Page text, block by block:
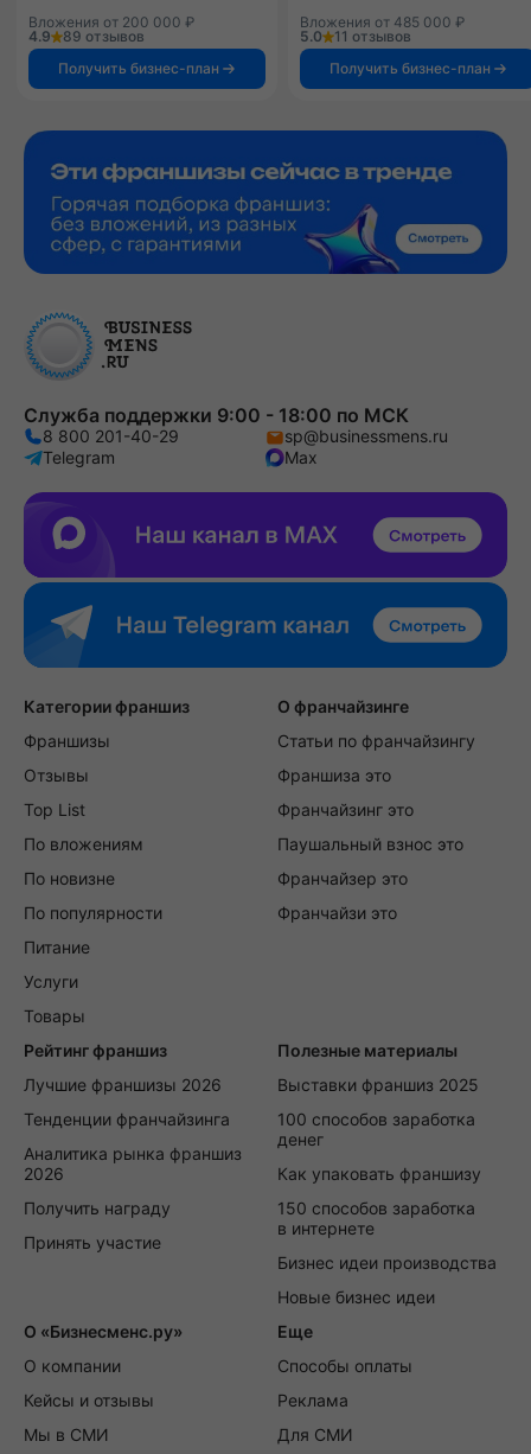
Вложения от 200 000 ₽
4.9
89 отзывов
Получить бизнес-план
Вложения от 485 000 ₽
5.0
11 отзывов
Получить бизнес-план
Служба поддержки 9:00 - 18:00 по МСК
8 800 201-40-29
sp@businessmens.ru
Telegram
Max
Категории франшиз
Франшизы
Отзывы
Top List
По вложениям
По новизне
По популярности
Питание
Услуги
Товары
О франчайзинге
Статьи по франчайзингу
Франшиза это
Франчайзинг это
Паушальный взнос это
Франчайзер это
Франчайзи это
Рейтинг франшиз
Лучшие франшизы 2026
Тенденции франчайзинга
Аналитика рынка франшиз
2026
Получить награду
Принять участие
Полезные материалы
Выставки франшиз 2025
100 способов заработка
денег
Как упаковать франшизу
150 способов заработка
в интернете
Бизнес идеи производства
Новые бизнес идеи
О «Бизнесменс.ру»
О компании
Кейсы и отзывы
Мы в СМИ
Еще
Способы оплаты
Реклама
Для СМИ